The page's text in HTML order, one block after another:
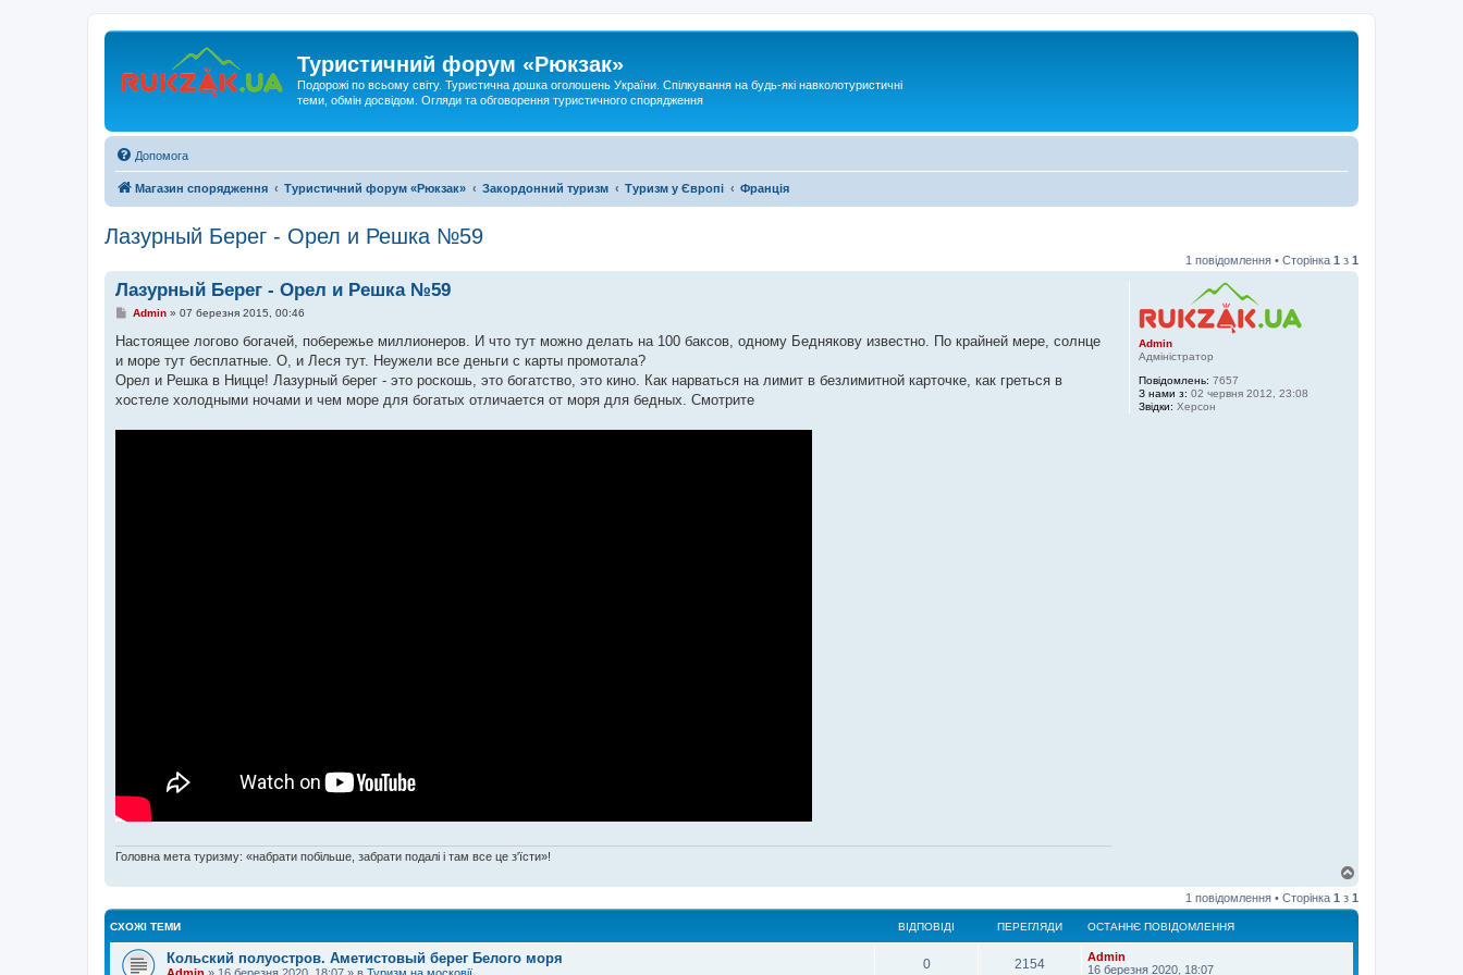
Туристичний форум «Рюкзак»
Подорожі по всьому світу. Туристична дошка оголошень України. Спілкування на будь-які навколотуристичні
теми, обмін досвідом. Огляди та обговорення туристичного спорядження
Допомога
Магазин спорядження Туристичний форум «Рюкзак» Закордонний туризм Туризм у Європі Франція
Лазурный Берег - Орел и Решка №59
1 повідомлення • Сторінка 1 з 1
Admin
Адміністратор
Повідомлень: 7657
З нами з: 02 червня 2012, 23:08
Звідки: Херсон
Лазурный Берег - Орел и Решка №59
П
в
д
о
м
л
н
Admin» 07 березня 2015, 00:46
Настоящее логово богачей, побережье миллионеров. И что тут можно делать на 100 баксов, одному Беднякову известно. По крайней мере, солнце
и море тут бесплатные. О, и Леся тут. Неужели все деньги с карты промотала?
Орел и Решка в Ницце! Лазурный берег - это роскошь, это богатство, это кино. Как нарваться на лимит в безлимитной карточке, как греться в
хостеле холодными ночами и чем море для богатых отличается от моря для бедных. Смотрите
Головна мета туризму: «набрати побільше, забрати подалі і там все це з'їсти»!
г
о
1 повідомлення • Сторінка 1 з 1
СХОЖІ ТЕМИ ВІДПОВІДІ ПЕРЕГЛЯДИ ОСТАННЄ ПОВІДОМЛЕННЯ
Кольский полуостров. Аметистовый берег Белого моря 0 2154
Admin
16 березня 2020, 18:07